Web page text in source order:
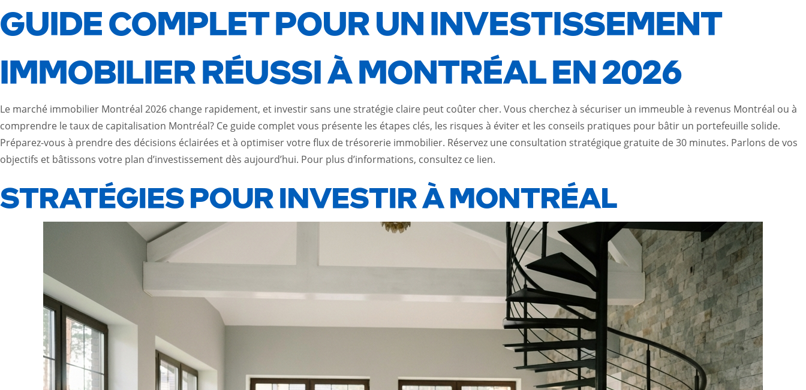
GUIDE COMPLET POUR UN INVESTISSEMENT
IMMOBILIER RÉUSSI À MONTRÉAL EN 2026
Le marché immobilier Montréal 2026 change rapidement, et investir sans une stratégie claire peut coûter cher. Vous cherchez à sécuriser un immeuble à revenus Montréal ou à
comprendre le taux de capitalisation Montréal? Ce guide complet vous présente les étapes clés, les risques à éviter et les conseils pratiques pour bâtir un portefeuille solide.
Préparez-vous à prendre des décisions éclairées et à optimiser votre flux de trésorerie immobilier. Réservez une consultation stratégique gratuite de 30 minutes. Parlons de vos
objectifs et bâtissons votre plan d’investissement dès aujourd’hui. Pour plus d’informations, consultez ce lien.
STRATÉGIES POUR INVESTIR À MONTRÉAL